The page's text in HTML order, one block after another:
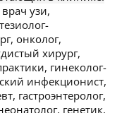
узи,
онколог,
хирург,
гинеколог-
инфекционист,
гастроэнтеролог,
генетик,